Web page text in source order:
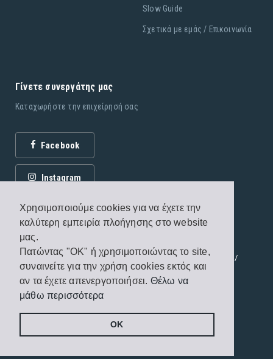
Χρησιμοποιούμε cookies για να έχετε την
καλύτερη εμπειρία πλοήγησης στο website
μας.
Πατώντας "OK" ή χρησιμοποιώντας το site,
συναινείτε για την χρήση cookies εκτός και
αν τα έχετε απενεργοποιήσει. Θέλω να
μάθω περισσότερα
OK
Slow Guide
Σχετικά με εμάς / Επικοινωνία
Γίνετε συνεργάτης μας
Καταχωρήστε την επιχείρησή σας
Facebook
Instagram
© 2026 Εκδόσεις Fagottobooks. All rights reserved. /
Όροι χρήσης
/ Πολιτική προστασίας
Handcrafted by